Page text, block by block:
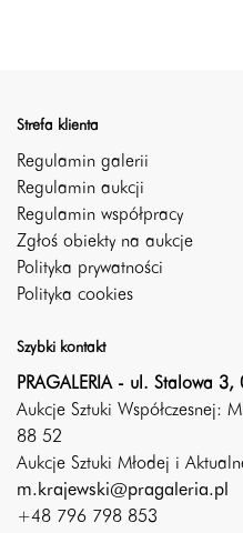
Strefa klienta
Regulamin galerii
Regulamin aukcji
Regulamin współpracy
Zgłoś obiekty na aukcje
Polityka prywatności
Polityka cookies
Szybki kontakt
PRAGALERIA - ul. Stalowa
Aukcje Sztuki Współczesnej:
88 52
Aukcje Sztuki Młodej i
m.krajewski@pragaleria.pl
+48 796 798 853